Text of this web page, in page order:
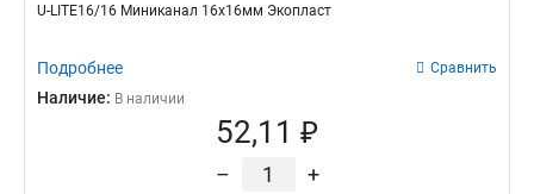
U-LITE16/16 Миниканал 16х16мм Экопласт
Подробнее Сравнить
Наличие: В наличии
52,11 ₽
– +